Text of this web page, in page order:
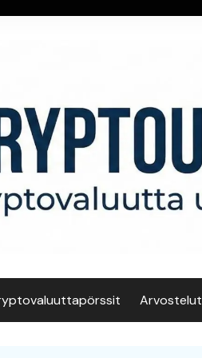
Arvostelut